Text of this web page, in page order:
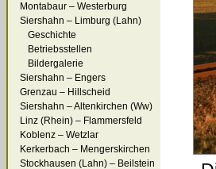
Montabaur – Westerburg
Siershahn – Limburg (Lahn)
Geschichte
Betriebsstellen
Bildergalerie
Siershahn – Engers
Grenzau – Hillscheid
Siershahn – Altenkirchen (Ww)
Linz (Rhein) – Flammersfeld
Koblenz – Wetzlar
Kerkerbach – Mengerskirchen
Stockhausen (Lahn) – Beilstein